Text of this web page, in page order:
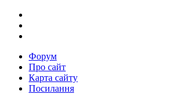
Форум
Про сайт
Карта сайту
Посилання